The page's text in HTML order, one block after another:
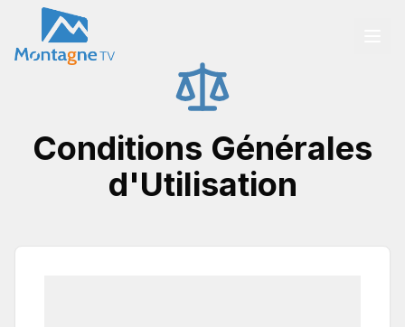
Conditions Générales
d'Utilisation